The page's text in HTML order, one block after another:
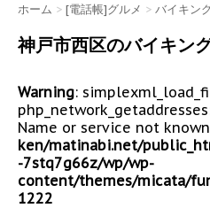
ホーム > [電話帳]グルメ > バイキン
神戸市西区のバイキン
Warning:
Name or service not
ken/matinabi.net/
-7stq7g66z/wp/wp-
content/themes/micata/
1222